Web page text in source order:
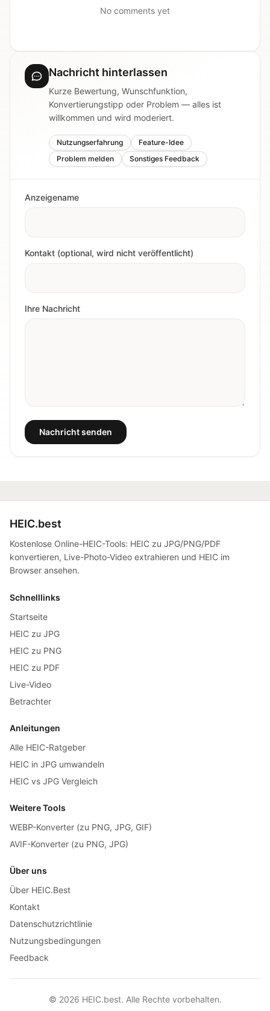
No comments yet
Nachricht hinterlassen
Kurze Bewertung, Wunschfunktion,
Konvertierungstipp oder Problem — alles ist
willkommen und wird moderiert.
Nutzungserfahrung
Feature-Idee
Problem melden
Sonstiges Feedback
Anzeigename
Kontakt (optional, wird nicht veröffentlicht)
Ihre Nachricht
Nachricht senden
HEIC.best
Kostenlose Online-HEIC-Tools: HEIC zu JPG/PNG/PDF
konvertieren, Live-Photo-Video extrahieren und HEIC im
Browser ansehen.
Schnelllinks
Startseite
HEIC zu JPG
HEIC zu PNG
HEIC zu PDF
Live-Video
Betrachter
Anleitungen
Alle HEIC-Ratgeber
HEIC in JPG umwandeln
HEIC vs JPG Vergleich
Weitere Tools
WEBP-Konverter (zu PNG, JPG, GIF)
AVIF-Konverter (zu PNG, JPG)
Über uns
Über HEIC.Best
Kontakt
Datenschutzrichtlinie
Nutzungsbedingungen
Feedback
© 2026 HEIC.best. Alle Rechte vorbehalten.